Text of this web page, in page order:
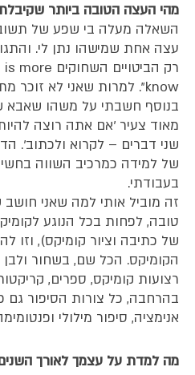
מהי העצה הטובה ביותר
השאלה מעלה בי שפע של
עצה אחת שמישהו נתן לי.
know". למרות שאני לא זוכר מתי שמעתי אותם לראשונה.
בנוסף חשבתי על משהו שאבא
מאוד צעיר 'אם אתה רוצה
שני דברים – לקרוא ולכתוב'.
של למידה כמרכיב השווה
בעבודתי.
זה מוביל אותי למה שאני
טובה, לפחות בכל הנוגע
של כתיבה וציור קומיקס), וזו
רצועות קומיקס, ספרים,
בהרחבה, כל צורות הסיפור גם
אנימציה, סיפור מילולי
מה למדת על עצמך לאורך